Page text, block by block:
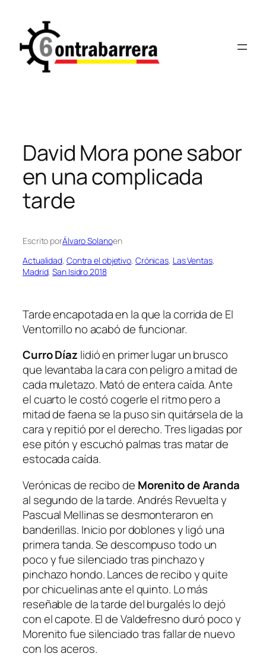
contenido
David Mora pone sabor
en una complicada
tarde
Escrito porÁlvaro Solanoen
Actualidad, Contra el objetivo, Crónicas, Las Ventas
Madrid, San Isidro 2018
Tarde encapotada en la que la corrida de El
Ventorrillo no acabó de funcionar.
Curro Díaz lidió en primer lugar un brusco
que levantaba la cara con peligro a mitad de
cada muletazo. Mató de entera caída. Ante
el cuarto le costó cogerle el ritmo pero a
mitad de faena se la puso sin quitársela de la
cara y repitió por el derecho. Tres ligadas por
ese pitón y escuchó palmas tras matar de
estocada caída.
Verónicas de recibo de Morenito de Aranda
al segundo de la tarde. Andrés Revuelta y
Pascual Mellinas se desmonteraron en
banderillas. Inicio por doblones y ligó una
primera tanda. Se descompuso todo un
poco y fue silenciado tras pinchazo y
pinchazo hondo. Lances de recibo y quite
por chicuelinas ante el quinto. Lo más
reseñable de la tarde del burgalés lo dejó
con el capote. El de Valdefresno duró poco y
Morenito fue silenciado tras fallar de nuevo
con los aceros.